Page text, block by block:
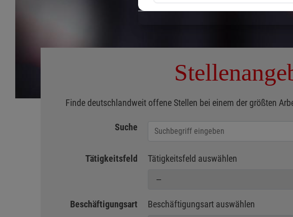
Finde deutschlandweit offene Stellen bei einem der größten
Suche
Jobs suchen
Tätigkeitsfeld
Tätigkeitsfeld auswählen
Beschäftigungsart Beschäftigungsart auswählen